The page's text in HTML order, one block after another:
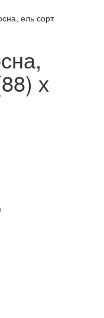
ель сорт
х